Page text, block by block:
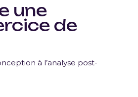
une
de
à l’analyse post-